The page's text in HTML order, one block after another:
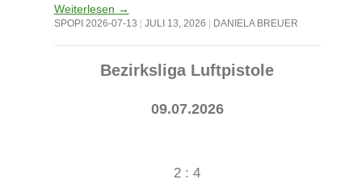
Weiterlesen →
SPOPI 2026-07-13 JULI 13, 2026 DANIELA BREUER
Bezirksliga Luftpistole
09.07.2026
2 : 4